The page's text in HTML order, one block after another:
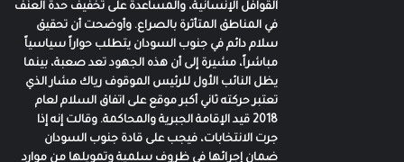
القوافل الإنسانية، والمساعدة على تخفيف حدة العنف
في المناطق المتأثرة بالصراع. وأوضحت أن تحقيق
سلام دائم في جنوب السودان يتطلب حواراً سياسياً
مباشراً، مشيرة إلى أن هذه الجهود تعد صعبة، بينما
يظل النائب الأول للرئيس الموقوف رياك مشار الذي
تعتبر حركته ثاني أكبر موقع على اتفاق السلام لعام
2018 قيد الإقامة الجبرية والمحاكمة. وقالت إنه إذا
جرت الانتخابات، فيجب على قادة جنوب السودان
ضمان إجرائها في ظروف سلمية وتمويلها من موارد